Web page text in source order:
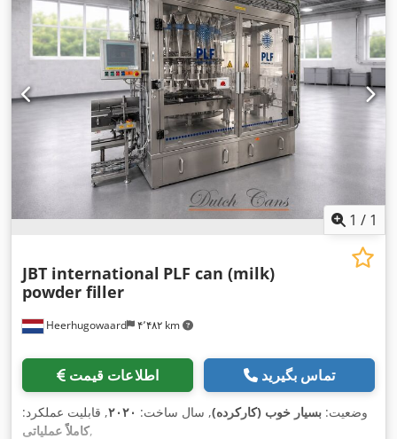
1 / 1
Heerhugowaard ۴٬۴۸۲ km
JBT international PLF can (milk)
powder filler
اطلاعات قیمت تماس بگیرید
وضعیت: بسیار خوب (کارکرده), سال ساخت: ۲۰۲۰, قابلیت عملکرد:
کاملاً عملیاتی,